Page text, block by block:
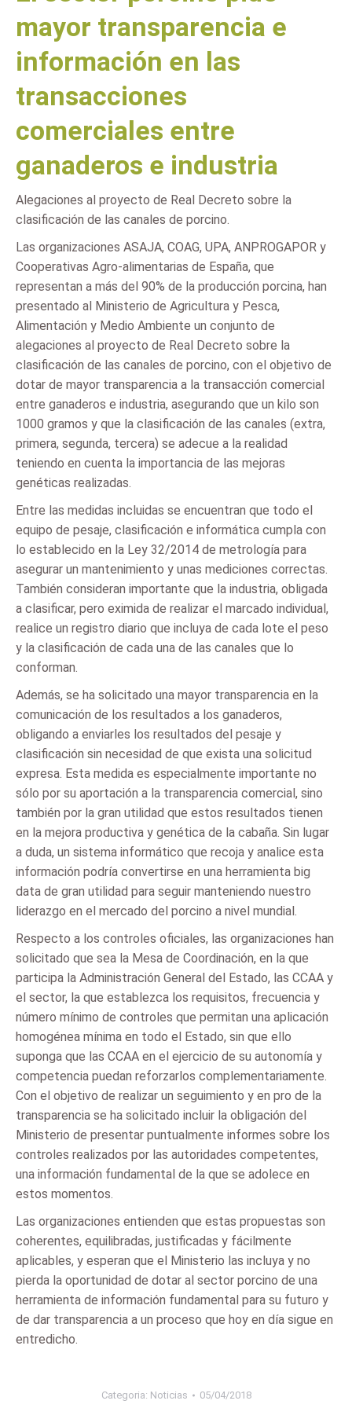
mayor transparencia e
información en las
transacciones
comerciales entre
ganaderos e industria
Alegaciones al proyecto de Real Decreto sobre la
clasificación de las canales de porcino.
Las organizaciones ASAJA, COAG, UPA, ANPROGAPOR y
Cooperativas Agro-alimentarias de España, que
representan a más del 90% de la producción porcina, han
presentado al Ministerio de Agricultura y Pesca,
Alimentación y Medio Ambiente un conjunto de
alegaciones al proyecto de Real Decreto sobre la
clasificación de las canales de porcino, con el objetivo de
dotar de mayor transparencia a la transacción comercial
entre ganaderos e industria, asegurando que un kilo son
1000 gramos y que la clasificación de las canales (extra,
primera, segunda, tercera) se adecue a la realidad
teniendo en cuenta la importancia de las mejoras
genéticas realizadas.
Entre las medidas incluidas se encuentran que todo el
equipo de pesaje, clasificación e informática cumpla con
lo establecido en la Ley 32/2014 de metrología para
asegurar un mantenimiento y unas mediciones correctas.
También consideran importante que la industria, obligada
a clasificar, pero eximida de realizar el marcado individual,
realice un registro diario que incluya de cada lote el peso
y la clasificación de cada una de las canales que lo
conforman.
Además, se ha solicitado una mayor transparencia en la
comunicación de los resultados a los ganaderos,
obligando a enviarles los resultados del pesaje y
clasificación sin necesidad de que exista una solicitud
expresa. Esta medida es especialmente importante no
sólo por su aportación a la transparencia comercial, sino
también por la gran utilidad que estos resultados tienen
en la mejora productiva y genética de la cabaña. Sin lugar
a duda, un sistema informático que recoja y analice esta
información podría convertirse en una herramienta big
data de gran utilidad para seguir manteniendo nuestro
liderazgo en el mercado del porcino a nivel mundial.
Respecto a los controles oficiales, las organizaciones han
solicitado que sea la Mesa de Coordinación, en la que
participa la Administración General del Estado, las CCAA y
el sector, la que establezca los requisitos, frecuencia y
número mínimo de controles que permitan una aplicación
homogénea mínima en todo el Estado, sin que ello
suponga que las CCAA en el ejercicio de su autonomía y
competencia puedan reforzarlos complementariamente.
Con el objetivo de realizar un seguimiento y en pro de la
transparencia se ha solicitado incluir la obligación del
Ministerio de presentar puntualmente informes sobre los
controles realizados por las autoridades competentes,
una información fundamental de la que se adolece en
estos momentos.
Las organizaciones entienden que estas propuestas son
coherentes, equilibradas, justificadas y fácilmente
aplicables, y esperan que el Ministerio las incluya y no
pierda la oportunidad de dotar al sector porcino de una
herramienta de información fundamental para su futuro y
de dar transparencia a un proceso que hoy en día sigue en
entredicho.
Categoria: Noticias 05/04/2018